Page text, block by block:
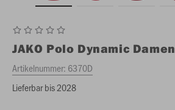
JAKO Polo Dynamic Damen
Artikelnummer: 6370D
Lieferbar bis 2028